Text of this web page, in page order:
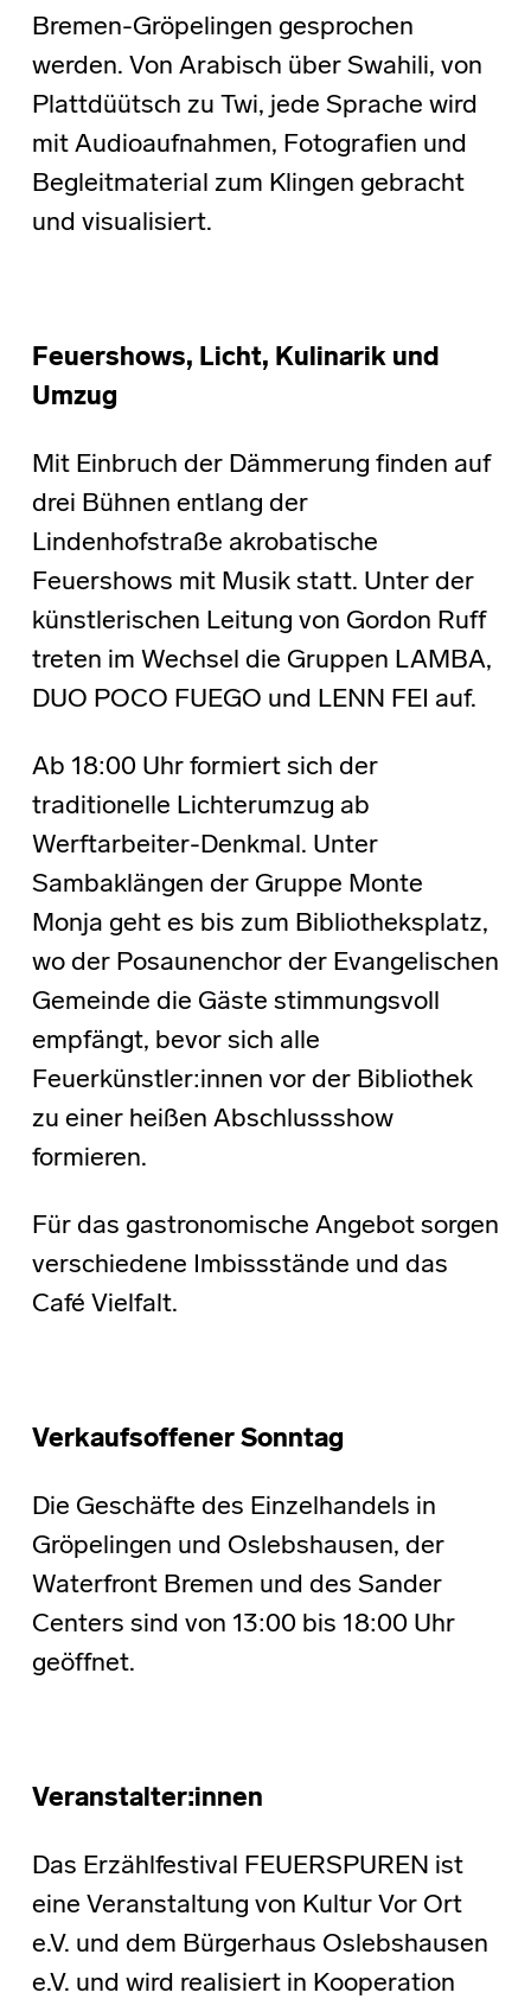
Bremen-Gröpelingen gesprochen
werden. Von Arabisch über Swahili, von
Plattdüütsch zu Twi, jede Sprache wird
mit Audioaufnahmen, Fotografien und
Begleitmaterial zum Klingen gebracht
und visualisiert.
Feuershows, Licht, Kulinarik und
Umzug
Mit Einbruch der Dämmerung finden auf
drei Bühnen entlang der
Lindenhofstraße akrobatische
Feuershows mit Musik statt. Unter der
künstlerischen Leitung von Gordon Ruff
treten im Wechsel die Gruppen LAMBA,
DUO POCO FUEGO und LENN FEI auf.
Ab 18:00 Uhr formiert sich der
traditionelle Lichterumzug ab
Werftarbeiter-Denkmal. Unter
Sambaklängen der Gruppe Monte
Monja geht es bis zum Bibliotheksplatz,
wo der Posaunenchor der Evangelischen
Gemeinde die Gäste stimmungsvoll
empfängt, bevor sich alle
Feuerkünstler:innen vor der Bibliothek
zu einer heißen Abschlussshow
formieren.
Für das gastronomische Angebot sorgen
verschiedene Imbissstände und das
Café Vielfalt.
Verkaufsoffener Sonntag
Die Geschäfte des Einzelhandels in
Gröpelingen und Oslebshausen, der
Waterfront Bremen und des Sander
Centers sind von 13:00 bis 18:00 Uhr
geöffnet.
Veranstalter:innen
Das Erzählfestival FEUERSPUREN ist
eine Veranstaltung von Kultur Vor Ort
e.V. und dem Bürgerhaus Oslebshausen
e.V. und wird realisiert in Kooperation